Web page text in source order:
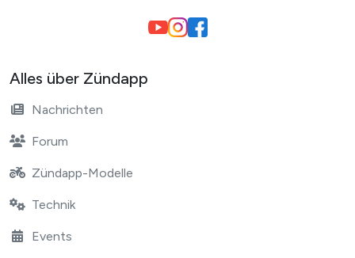
Alles über Zündapp
Nachrichten
Forum
Zündapp-Modelle
Technik
Events